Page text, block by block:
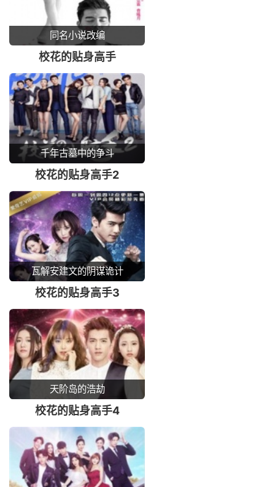
同名小说改编
校花的贴身高手
千年古墓中的争斗
校花的贴身高手2
瓦解安建文的阴谋诡计
校花的贴身高手3
天阶岛的浩劫
校花的贴身高手4